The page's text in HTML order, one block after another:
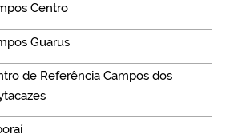
Centro
Guarus
de Referência Campos dos